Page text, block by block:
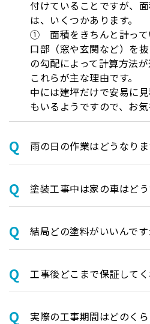
付けていることですが、
は、いくつかあります。
① 面積をきちんと計っ
口部（窓や玄関など）を
の勾配によって計算方法が
これらが主な理由です。
中には建坪だけで安易に
もいるようですので、お気
⾬の日の作業はどうなりま
塗装⼯事中は家の⾞はど
結局どの塗料がいいんです
⼯事後どこまで保証して
実際の⼯事期間はどのく